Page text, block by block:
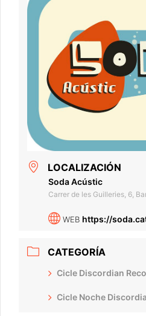
LOCALIZACIÓN
Soda Acústic
Carrer de les Guilleries, 6,
WEB https://
CATEGORÍA
Cicle Discordian
Cicle Noche